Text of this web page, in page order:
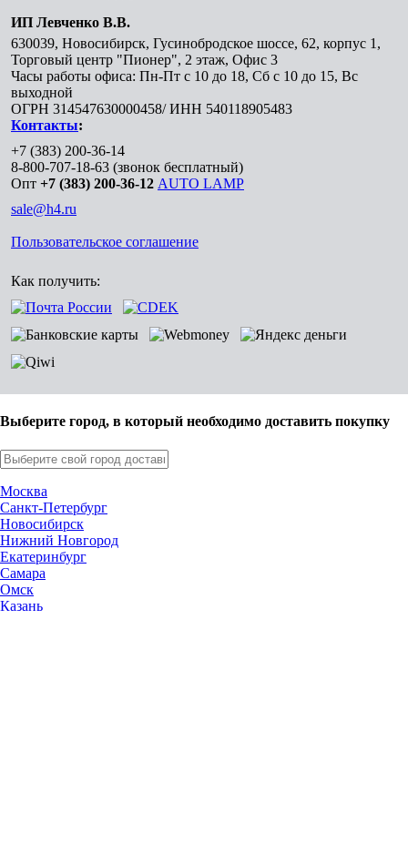
ИП Левченко В.В.
630039, Новосибирск, Гусинобродское шоссе, 62, корпус 1,
Торговый центр "Пионер", 2 этаж, Офис 3
Часы работы офиса: Пн-Пт с 10 до 18, Сб с 10 до 15, Вс
выходной
ОГРН 314547630000458/ ИНН 540118905483
Контакты:
+7 (383) 200-36-14
8-800-707-18-63 (звонок бесплатный)
Опт +7 (383) 200-36-12 AUTO LAMP
sale@h4.ru
Пользовательское соглашение
Как получить:
Выберите город, в который необходимо доставить покупку
Москва
Санкт-Петербург
Новосибирск
Нижний Новгород
Екатеринбург
Самара
Омск
Казань